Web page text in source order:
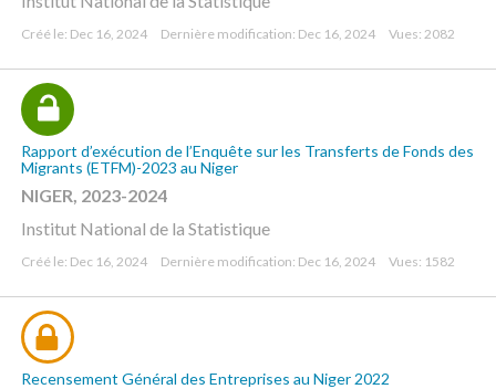
Créé le: Dec 16, 2024 Dernière modification: Dec 16, 2024 Vues: 2082
Rapport d’exécution de l’Enquête sur les Transferts de Fonds des
Migrants (ETFM)-2023 au Niger
NIGER, 2023-2024
Institut National de la Statistique
Créé le: Dec 16, 2024 Dernière modification: Dec 16, 2024 Vues: 1582
Recensement Général des Entreprises au Niger 2022